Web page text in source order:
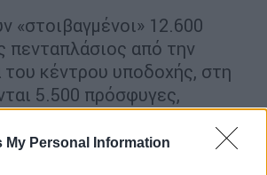
My Personal Information
«στοιβαγμένοι» 12.600
πενταπλάσιος από την
κέντρου υποδοχής, στη
5.500 πρόσφυγες,
φορές τη χωρητικότητα
στην Κω 3.000 άτομα ζουν